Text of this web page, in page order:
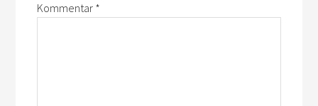
Kommentar *